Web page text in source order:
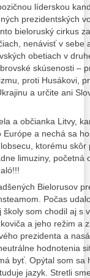
líderskou
prezidentských
bieloruský cirkus
nenávisť v sebe
obetiach v
skúsenosti –
proti Husákovi,
a určite ani
a občianka Litvy,
a nechá sa
ktorému
limuziny, početná
Bielorusov
Počas
som chodil aj s
a jeho režim a
prezidenta a
hodnotenia
byť. Opýtal som sa
jazyk. Stretli